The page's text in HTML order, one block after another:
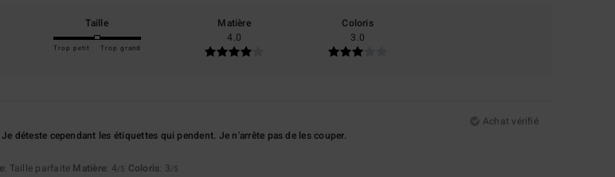
Taille
Trop petit Trop grand
Matière
4.0
Coloris
3.0
Achat vérifié
déteste cependant les étiquettes qui pendent. Je n'arrête pas de les couper.
: Taille parfaite Matière: 4/5 Coloris: 3/5